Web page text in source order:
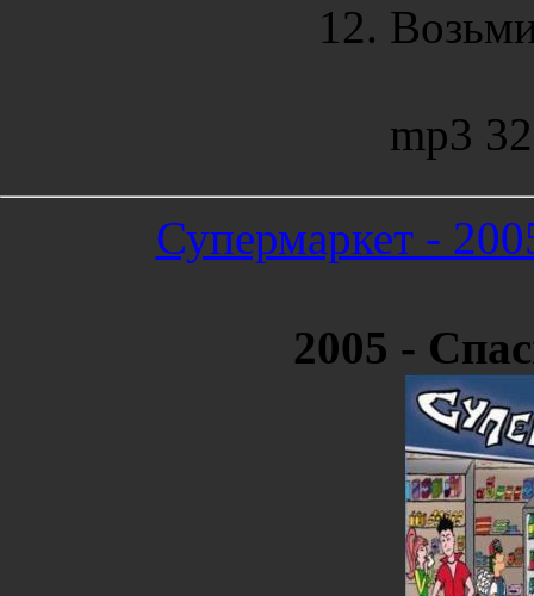
12.
mp3
Супермаркет -
2005 -